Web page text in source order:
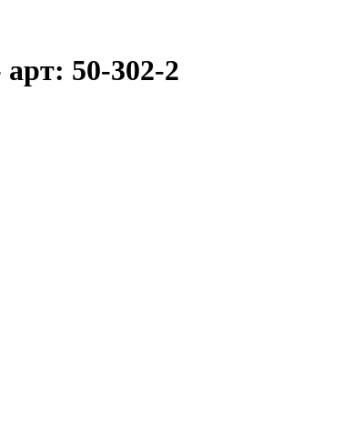
50-302-2